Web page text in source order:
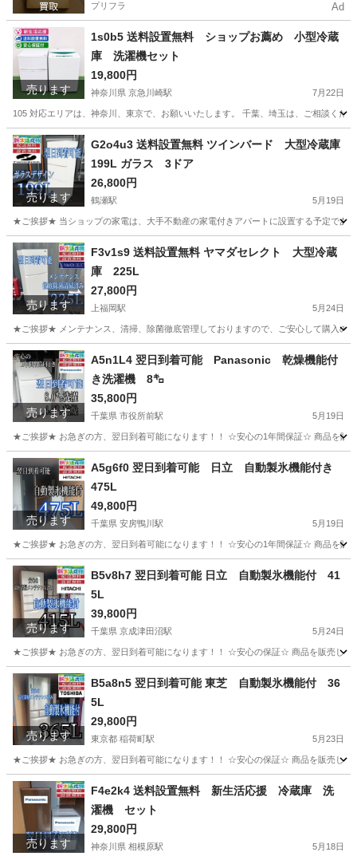
プリフラ Ad
売ります
1s0b5 送料設置無料 ショップお薦め 小型冷蔵
庫 洗濯機セット
19,800円
神奈川県 京急川崎駅 7月22日
105 対応エリアは、神奈川、東京で、お願いいたします。 千葉、埼玉は、ご相談く
神奈川 川崎市 京急川崎駅 生活家電 ショップ
売ります
G2o4u3 送料設置無料 ツインバード 大型冷蔵庫
199L ガラス 3ドア
26,800円
鶴瀬駅 5月19日
★ご挨拶★ 当ショップの家電は、大手不動産の家電付きアパートに設置する予定で
埼玉 富士見市 鶴瀬駅 生活家電
売ります
F3v1s9 送料設置無料 ヤマダセレクト 大型冷蔵
庫 225L
27,800円
上福岡駅 5月24日
★ご挨拶★ メンテナンス、清掃、除菌徹底管理しておりますので、ご安心して購入の
埼玉 ふじみ野市 上福岡駅 生活家電
売ります
A5n1L4 翌日到着可能 Panasonic 乾燥機能付
き洗濯機 8㌔
35,800円
千葉県 市役所前駅 5月19日
★ご挨拶★ お急ぎの方、翌日到着可能になります！！ ☆安心の1年間保証☆ 商品を販
千葉 千葉市 市役所前駅 生活家電 ショップ
売ります
A5g6f0 翌日到着可能 日立 自動製氷機能付き
475L
49,800円
千葉県 安房鴨川駅 5月19日
★ご挨拶★ お急ぎの方、翌日到着可能になります！！ ☆安心の1年間保証☆ 商品を販
千葉 鴨川市 安房鴨川駅 生活家電 ショップ
売ります
B5v8h7 翌日到着可能 日立 自動製氷機能付 41
5L
39,800円
千葉県 京成津田沼駅 5月24日
★ご挨拶★ お急ぎの方、翌日到着可能になります！！ ☆安心の保証☆ 商品を販売して
千葉 習志野市 京成津田沼駅 生活家電 ショップ
売ります
B5a8n5 翌日到着可能 東芝 自動製氷機能付 36
5L
29,800円
東京都 稲荷町駅 5月23日
★ご挨拶★ お急ぎの方、翌日到着可能になります！！ ☆安心の保証☆ 商品を販売して
東京 台東区 稲荷町駅 生活家電 ショップ
売ります
F4e2k4 送料設置無料 新生活応援 冷蔵庫 洗
濯機 セット
29,800円
神奈川県 相模原駅 5月18日